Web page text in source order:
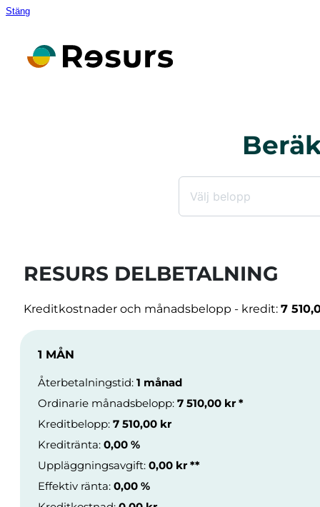
Stäng